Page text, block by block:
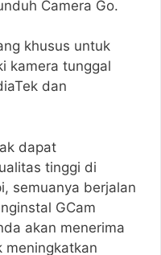
Camera Go.
khusus untuk
kamera tunggal
dan
dapat
tinggi di
semuanya berjalan
GCam
akan menerima
meningkatkan